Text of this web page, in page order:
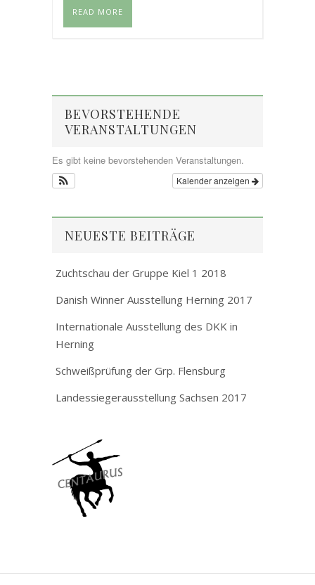
READ MORE
BEVORSTEHENDE
VERANSTALTUNGEN
Es gibt keine bevorstehenden Veranstaltungen.
Kalender anzeigen
NEUESTE BEITRÄGE
Zuchtschau der Gruppe Kiel 1 2018
Danish Winner Ausstellung Herning 2017
Internationale Ausstellung des DKK in
Herning
Schweißprüfung der Grp. Flensburg
Landessiegerausstellung Sachsen 2017